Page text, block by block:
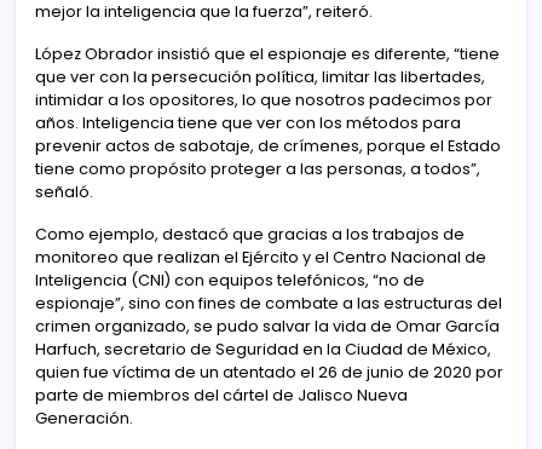
mejor la inteligencia que la fuerza”, reiteró.
López Obrador insistió que el espionaje es diferente, “tiene
que ver con la persecución política, limitar las libertades,
intimidar a los opositores, lo que nosotros padecimos por
años. Inteligencia tiene que ver con los métodos para
prevenir actos de sabotaje, de crímenes, porque el Estado
tiene como propósito proteger a las personas, a todos”,
señaló.
Como ejemplo, destacó que gracias a los trabajos de
monitoreo que realizan el Ejército y el Centro Nacional de
Inteligencia (CNI) con equipos telefónicos, “no de
espionaje”, sino con fines de combate a las estructuras del
crimen organizado, se pudo salvar la vida de Omar García
Harfuch, secretario de Seguridad en la Ciudad de México,
quien fue víctima de un atentado el 26 de junio de 2020 por
parte de miembros del cártel de Jalisco Nueva
Generación.